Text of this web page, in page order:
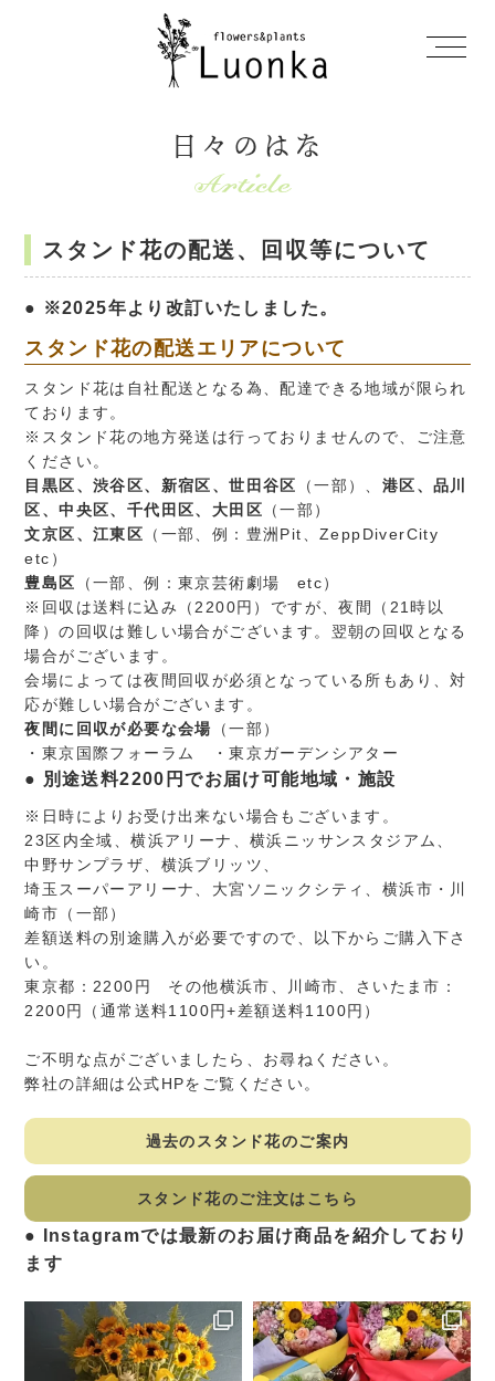
日々のはな
スタンド花の配送、回収等について
※2025年より改訂いたしました。
スタンド花の配送エリアについて
スタンド花は自社配送となる為、配達できる地域が限られ
ております。
※スタンド花の地方発送は行っておりませんので、ご注意
ください。
目黒区、渋谷区、新宿区、世田谷区
（一部）、 港区、品川
区、中央区、千代田区、大田区 （一部）
文京区、江東区 （一部、例：豊洲Pit、ZeppDiverCity
etc）
豊島区
（一部、例：東京芸術劇場 etc）
※回収は送料に込み（2200円）ですが、夜間（21時以
降）の回収は難しい場合がございます。翌朝の回収となる
場合がございます。
会場によっては夜間回収が必須となっている所もあり、対
応が難しい場合がございます。
夜間に回収が必要な会場 （一部）
・東京国際フォーラム ・東京ガーデンシアター
別途送料2200円でお届け可能地域・施設
※日時によりお受け出来ない場合もございます。
23区内全域、横浜アリーナ、横浜ニッサンスタジアム、
中野サンプラザ、横浜ブリッツ、
埼玉スーパーアリーナ、大宮ソニックシティ、横浜市・川
崎市（一部）
差額送料の別途購入が必要ですので、以下からご購入下さ
い。
東京都：2200円 その他横浜市、川崎市、さいたま市：
2200円（通常送料1100円+差額送料1100円）
ご不明な点がございましたら、お尋ねください。
弊社の詳細は公式HPをご覧ください。
過去のスタンド花のご案内
スタンド花のご注文はこちら
Instagramでは最新のお届け商品を紹介しており
ます